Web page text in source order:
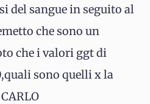
del sangue in seguito al
che sono un
che i valori ggt di
sono quelli x la